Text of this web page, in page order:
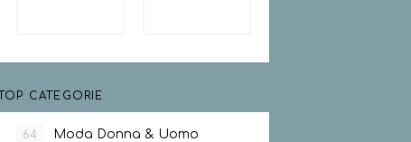
TOP CATEGORIE
64 Moda Donna & Uomo